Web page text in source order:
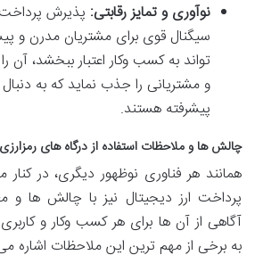
نوآوری و تمایز رقابتی: پذیرش پرداخت
سیگنال قوی برای مشتریان مدرن و
تواند به کسب وکار اعتبار ببخشد، آن
و مشتریانی را جذب نماید که به
پیشرفته هستند.
چالش ها و ملاحظات استفاده از درگاه های رمزارزی
همانند هر فناوری نوظهور دیگری، در کنار
پرداخت ارز دیجیتال نیز با چالش ها و
آگاهی از آن ها برای هر کسب وکار و
به برخی از مهم ترین این ملاحظات اشاره